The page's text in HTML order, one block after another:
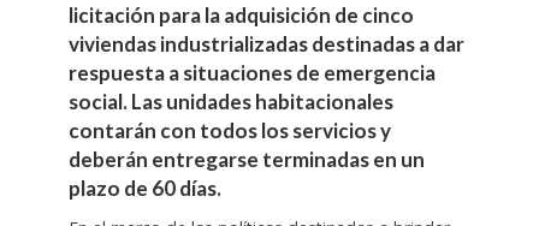
licitación para la adquisición de cinco
viviendas industrializadas destinadas a dar
respuesta a situaciones de emergencia
social. Las unidades habitacionales
contarán con todos los servicios y
deberán entregarse terminadas en un
plazo de 60 días.